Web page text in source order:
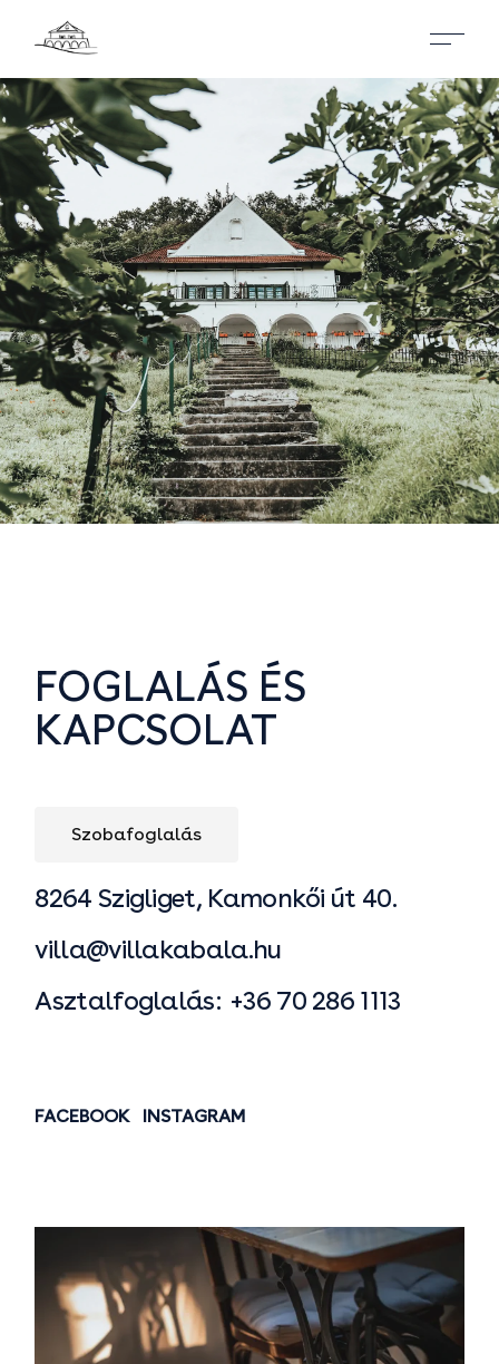
FOGLALÁS ÉS
KAPCSOLAT
Szobafoglalás
8264 Szigliget, Kamonkői út 40.
villa@villakabala.hu
Asztalfoglalás: +36 70 286 1113
FACEBOOK INSTAGRAM